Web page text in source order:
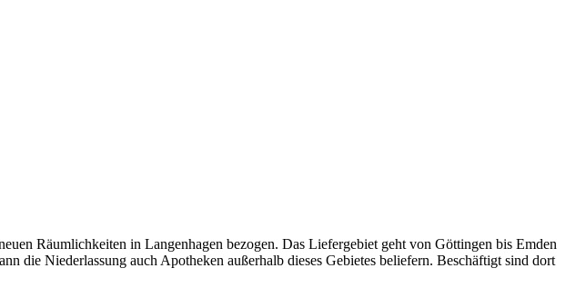
Räumlichkeiten in Langenhagen bezogen. Das Liefergebiet geht von Göttingen bis Emden
die Niederlassung auch Apotheken außerhalb dieses Gebietes beliefern. Beschäftigt sind dort